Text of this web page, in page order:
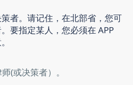
者。请记住，在北部省，您可
要指定某人，您必须在 APP
(或决策者）。